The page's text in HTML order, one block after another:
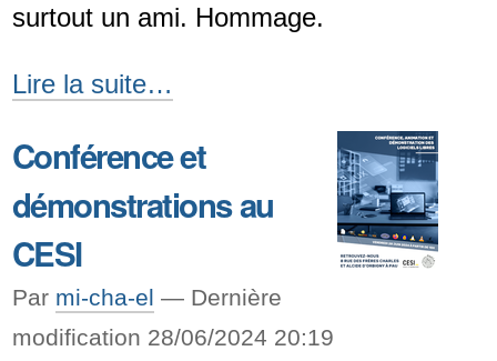
surtout un ami. Hommage.
Disparition
Jean-
Philippe
«
JPCW
Lire la suite…
Conférence et
démonstrations au
CESI
Par mi-cha-el — Dernière
modification 28/06/2024 20:19